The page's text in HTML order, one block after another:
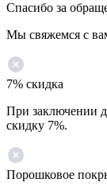
Спасибо за
Мы свяжемся с
7% скидка
При заключении
скидку 7%.
Порошковое